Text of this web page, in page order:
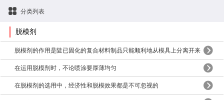
分类列表
脱模剂
脱模剂的作用是陡已固化的复合材料制品只能顺利地从模具上分离开来
在运用脱模剂时，不论喷涂要厚薄均匀
在脱模剂的选用中，经济性和脱模效果都是不可忽视的